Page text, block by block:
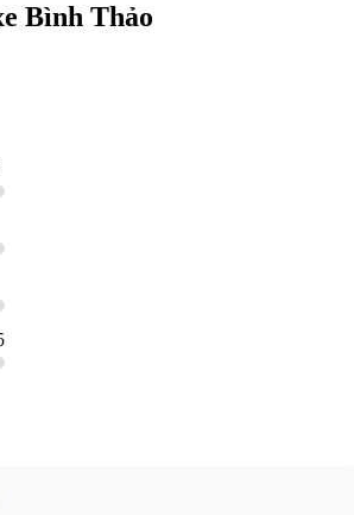
Bình Thảo